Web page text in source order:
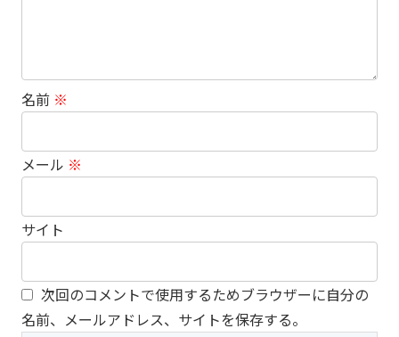
名前 ※
メール ※
サイト
次回のコメントで使用するためブラウザーに自分の
名前、メールアドレス、サイトを保存する。